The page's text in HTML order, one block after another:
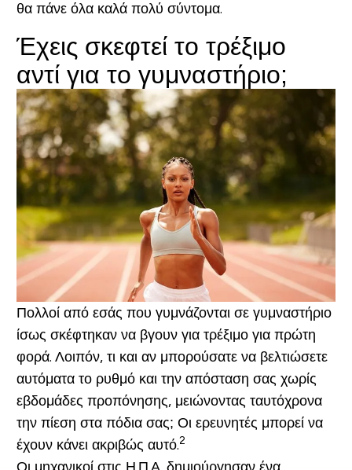
θα πάνε όλα καλά πολύ σύντομα.
Έχεις σκεφτεί το τρέξιμο
αντί για το γυμναστήριο;
Πολλοί από εσάς που γυμνάζονται σε γυμναστήριο
ίσως σκέφτηκαν να βγουν για τρέξιμο για πρώτη
φορά. Λοιπόν, τι και αν μπορούσατε να βελτιώσετε
αυτόματα το ρυθμό και την απόσταση σας χωρίς
εβδομάδες προπόνησης, μειώνοντας ταυτόχρονα
την πίεση στα πόδια σας; Οι ερευνητές μπορεί να
έχουν κάνει ακριβώς αυτό.2